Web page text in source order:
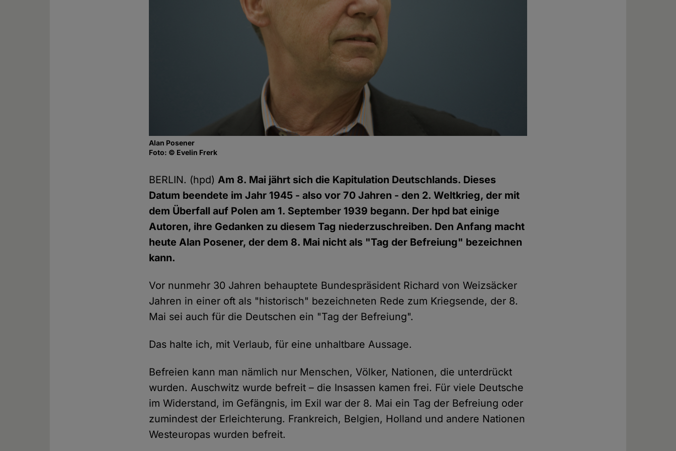
Alan Posener
Foto: © Evelin Frerk
BERLIN. (hpd)Am 8. Mai jährt sich die Kapitulation Deutschlands. Dieses
Datum beendete im Jahr 1945 - also vor 70 Jahren - den 2. Weltkrieg, der mit
dem Überfall auf Polen am 1. September 1939 begann. Der hpd bat einige
Autoren, ihre Gedanken zu diesem Tag niederzuschreiben. Den Anfang macht
heute Alan Posener, der dem 8. Mai nicht als "Tag der Befreiung" bezeichnen
kann.
Vor nunmehr 30 Jahren behauptete Bundespräsident Richard von Weizsäcker
Jahren in einer oft als "historisch" bezeichneten Rede zum Kriegsende, der 8.
Mai sei auch für die Deutschen ein "Tag der Befreiung".
Das halte ich, mit Verlaub, für eine unhaltbare Aussage.
Befreien kann man nämlich nur Menschen, Völker, Nationen, die unterdrückt
wurden. Auschwitz wurde befreit – die Insassen kamen frei. Für viele Deutsche
im Widerstand, im Gefängnis, im Exil war der 8. Mai ein Tag der Befreiung oder
zumindest der Erleichterung. Frankreich, Belgien, Holland und andere Nationen
Westeuropas wurden befreit.